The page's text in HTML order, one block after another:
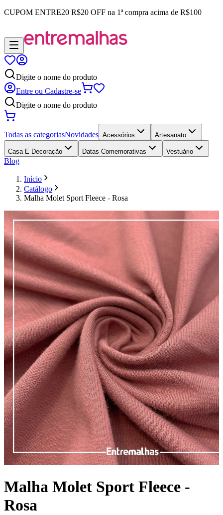
CUPOM ENTRE20 R$20 OFF na 1ª compra acima de R$100
Digite o nome do produto
Entre ou Cadastre-se
Digite o nome do produto
Todas as categoriasNovidades Acessórios Artesanato
Casa E Decoração Datas Comemorativas Vestuário
Blog
Início
Catálogo
Malha Molet Sport Fleece - Rosa
Malha Molet Sport Fleece -
Rosa